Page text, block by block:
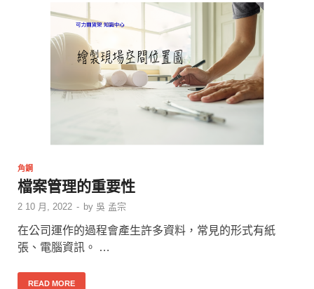
角鋼
檔案管理的重要性
2 10 月, 2022 - by 吳 孟宗
在公司運作的過程會產生許多資料，常見的形式有紙
張、電腦資訊。 …
READ MORE